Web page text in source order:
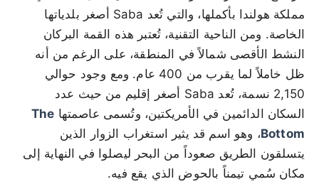
مملكة هولندا بأكملها، والتي تُعد Saba أصغر بلدياتها
الخاصة. ومن الناحية التقنية، تُعتبر هذه القمة البركان
النشط الأقصى شمالاً في المنطقة، على الرغم من أنه
ظل خاملاً لما يقرب من 400 عام. ومع وجود حوالي
2,150 نسمة، تُعد Saba أصغر إقليم من حيث عدد
السكان الدائمين في الأمريكتين، وتُسمى عاصمتها The
Bottom، وهو اسم قد يثير استغراب الزوار الذين
يتسلقون الطريق صعوداً من البحر ليصلوا في النهاية إلى
مكان سُمي تيمناً بالحوض الذي يقع فيه.